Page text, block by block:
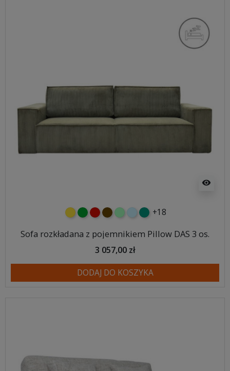
visibility
żółtyzielonyczerwony
czekoladowy
miętowybłękitny
turkusowy
+18
Sofa rozkładana z pojemnikiem Pillow DAS 3 os.
3 057,00 zł
DODAJ DO KOSZYKA